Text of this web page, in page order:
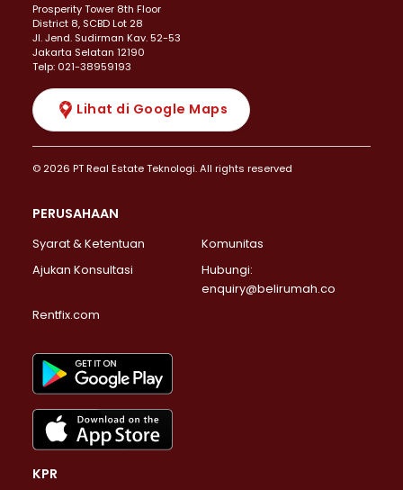
Prosperity Tower 8th Floor
District 8, SCBD Lot 28
JI. Jend. Sudirman Kav. 52-53
Jakarta Selatan 12190
Telp: 021-38959193
Lihat di Google Maps
© 2026 PT Real Estate Teknologi. All rights reserved
PERUSAHAAN
Syarat & Ketentuan
Komunitas
Ajukan Konsultasi
Hubungi:
enquiry@belirumah.co
Rentfix.com
KPR